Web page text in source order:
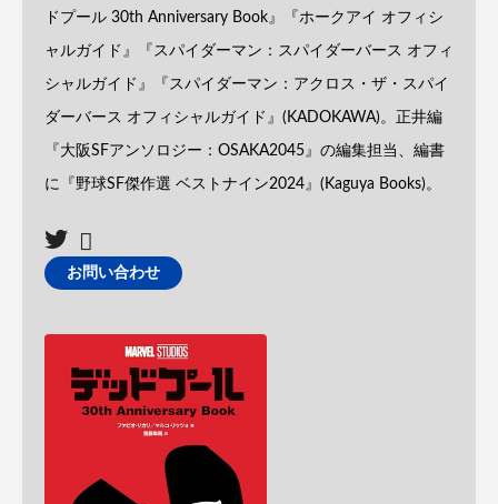
ドプール 30th Anniversary Book』『ホークアイ オフィシ
ャルガイド』『スパイダーマン：スパイダーバース オフィ
シャルガイド』『スパイダーマン：アクロス・ザ・スパイ
ダーバース オフィシャルガイド』(KADOKAWA)。正井編
『大阪SFアンソロジー：OSAKA2045』の編集担当、編書
に『野球SF傑作選 ベストナイン2024』(Kaguya Books)。
お問い合わせ